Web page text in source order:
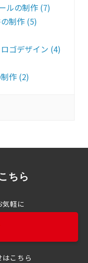
ルの制作 (7)
制作 (5)
ロゴデザイン (4)
作 (2)
ちら
気軽に
こちら